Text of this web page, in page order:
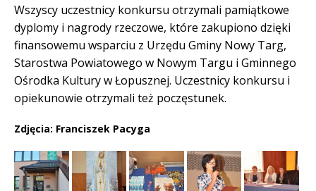
Wszyscy uczestnicy konkursu otrzymali pamiątkowe
dyplomy i nagrody rzeczowe, które zakupiono dzięki
finansowemu wsparciu z Urzędu Gminy Nowy Targ,
Starostwa Powiatowego w Nowym Targu i Gminnego
Ośrodka Kultury w Łopusznej. Uczestnicy konkursu i
opiekunowie otrzymali też poczęstunek.
Zdjęcia: Franciszek Pacyga